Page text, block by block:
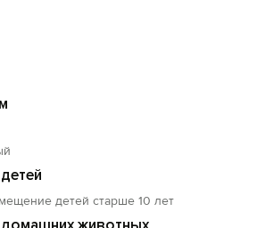
детей старше 10 лет